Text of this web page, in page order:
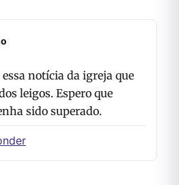
notícia da igreja que
leigos. Espero que
sido superado.